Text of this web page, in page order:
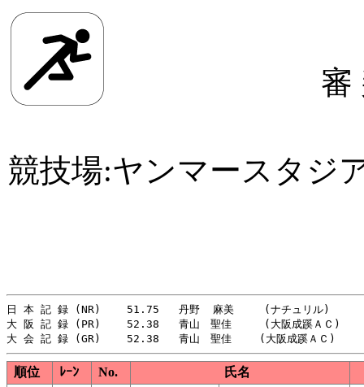
審
競技場:ヤンマースタジ
日 本 記 録 (NR)    51.75   丹野  麻美　   (ナチュリル)
大 阪 記 録 (PR)    52.38   青山　聖佳     (大阪成蹊ＡＣ)
順位 ﾚｰﾝ No. 氏名